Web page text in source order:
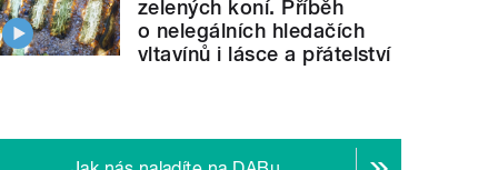
zelených koní. Příběh
o nelegálních hledačích
vltavínů i lásce a přátelství